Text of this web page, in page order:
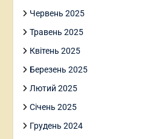
Червень 2025
Травень 2025
Квітень 2025
Березень 2025
Лютий 2025
Січень 2025
Грудень 2024